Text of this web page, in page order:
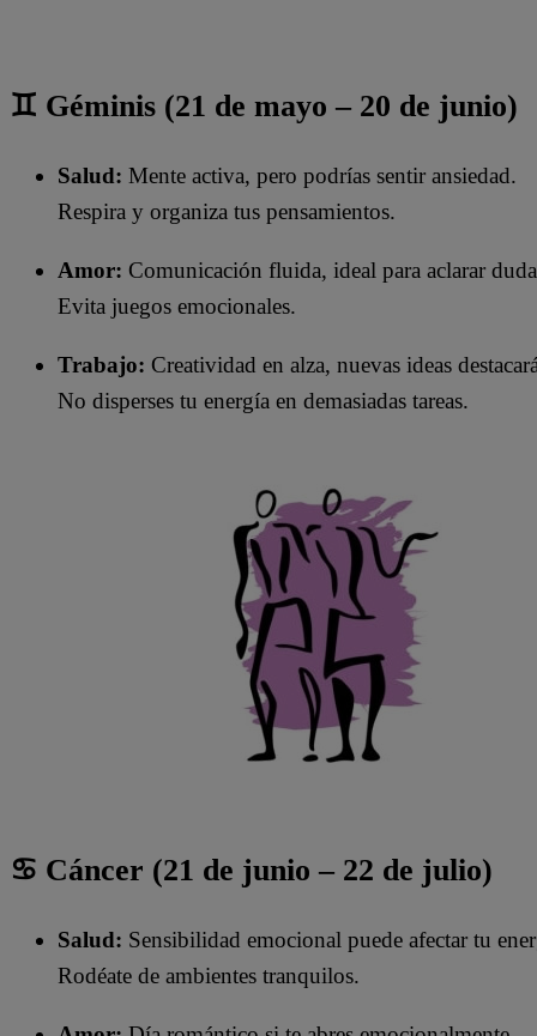
♊ Géminis (21 de mayo – 20 de junio)
Salud: Mente activa, pero podrías sentir ansiedad.
Respira y organiza tus pensamientos.
Amor: Comunicación fluida, ideal para aclarar
Evita juegos emocionales.
Trabajo: Creatividad en alza, nuevas ideas
No disperses tu energía en demasiadas tareas.
♋ Cáncer (21 de junio – 22 de julio)
Salud: Sensibilidad emocional puede afectar tu
Rodéate de ambientes tranquilos.